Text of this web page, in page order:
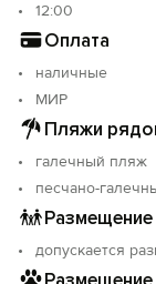
12:00
Оплата
наличные
МИР
Пляжи
галечный пляж
песчано-
Размещение
допускается